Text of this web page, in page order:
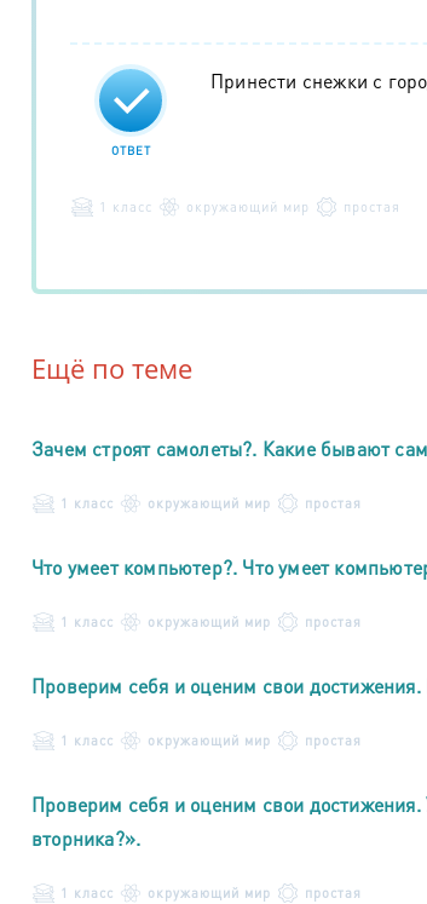
ОТВЕТ
Принести снежки с
1 класс окружающий мир простая
Ещё по теме
Зачем строят самолеты?. Какие бывают
1 класс окружающий мир простая
Что умеет компьютер?. Что умеет
1 класс окружающий мир простая
Проверим себя и оценим свои достижения.
1 класс окружающий мир простая
Проверим себя и оценим свои достижения.
вторника?».
1 класс окружающий мир простая